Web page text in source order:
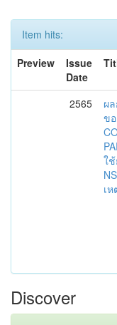
Item hits:
Preview
Issue
Date
2565
ผ
ข
ใ
เ
Discover